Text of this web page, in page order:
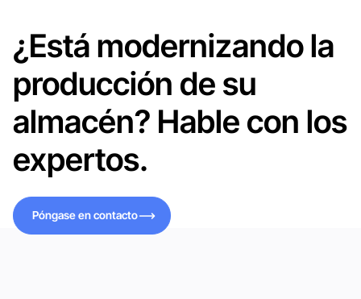
¿Está modernizando la
producción de su
almacén? Hable con los
expertos.
Póngase en contacto